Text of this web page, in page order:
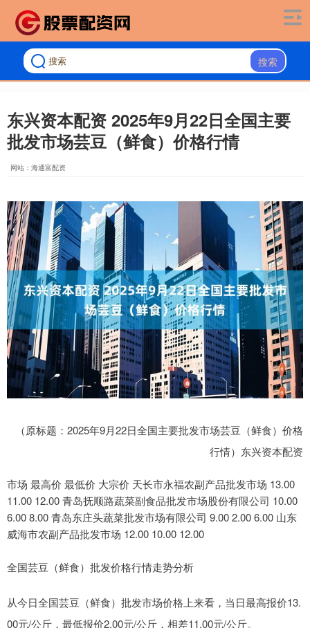
搜索
东兴资本配资 2025年9月22日全国主要
批发市场芸豆（鲜食）价格行情
网站：海通富配资
（原标题：2025年9月22日全国主要批发市场芸豆（鲜食）价格
行情）东兴资本配资
市场 最高价 最低价 大宗价 天长市永福农副产品批发市场 13.00
11.00 12.00 青岛抚顺路蔬菜副食品批发市场股份有限公司 10.00
6.00 8.00 青岛东庄头蔬菜批发市场有限公司 9.00 2.00 6.00 山东
威海市农副产品批发市场 12.00 10.00 12.00
全国芸豆（鲜食）批发价格行情走势分析
从今日全国芸豆（鲜食）批发市场价格上来看，当日最高报价13.
00元/公斤，最低报价2.00元/公斤，相差11.00元/公斤。